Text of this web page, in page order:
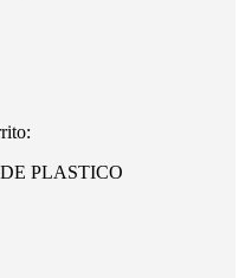
PLASTICO